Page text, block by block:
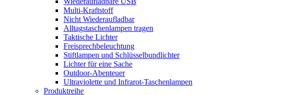
Multi-Kraftstoff
Nicht Wiederaufladbar
Alltagstaschenlampen tragen
Taktische Lichter
Freisprechbeleuchtung
Stiftlampen und Schlüsselbundlichter
Lichter für eine Sache
Outdoor-Abenteuer
Ultraviolette und Infrarot-Taschenlampen
Produktreihe